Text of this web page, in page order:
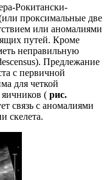
Рокитански-
проксимальные две
или аномалиями
путей. Кроме
неправильную
Предлежание
с первичной
для четкой
( рис.
связь с аномалиями
скелета.